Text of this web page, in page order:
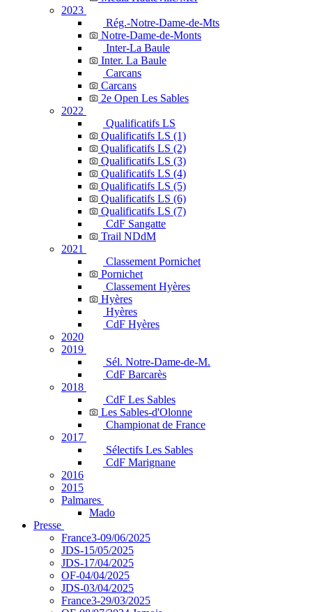
2023
Rég.-Notre-Dame-de-Mts
Notre-Dame-de-Monts
Inter-La Baule
Inter. La Baule
Carcans
Carcans
2e Open Les Sables
2022
Qualificatifs LS
Qualificatifs LS (1)
Qualificatifs LS (2)
Qualificatifs LS (3)
Qualificatifs LS (4)
Qualificatifs LS (5)
Qualificatifs LS (6)
Qualificatifs LS (7)
CdF Sangatte
Trail NDdM
2021
Classement Pornichet
Pornichet
Classement Hyères
Hyères
Hyères
CdF Hyères
2020
2019
Sél. Notre-Dame-de-M.
CdF Barcarès
2018
CdF Les Sables
Les Sables-d'Olonne
Championat de France
2017
Sélectifs Les Sables
CdF Marignane
2016
2015
Palmares
Mado
Presse
France3-09/06/2025
JDS-15/05/2025
JDS-17/04/2025
OF-04/04/2025
JDS-03/04/2025
France3-29/03/2025